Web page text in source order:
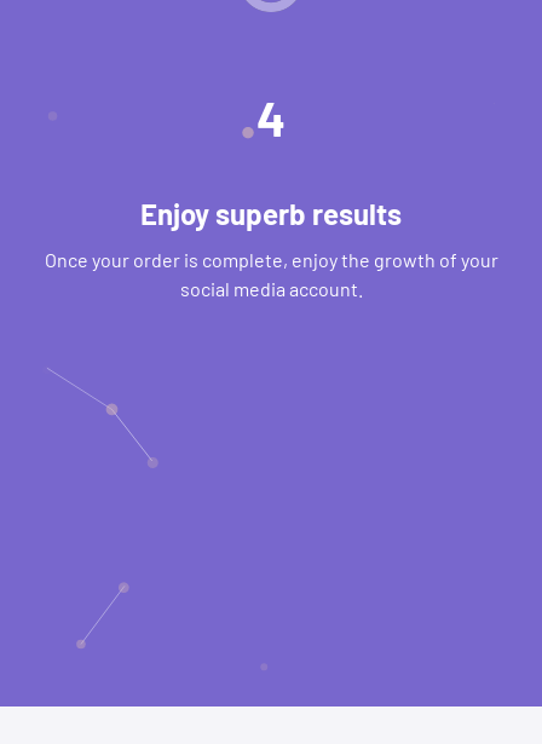
4
Enjoy superb results
Once your order is complete, enjoy the growth of your
social media account.